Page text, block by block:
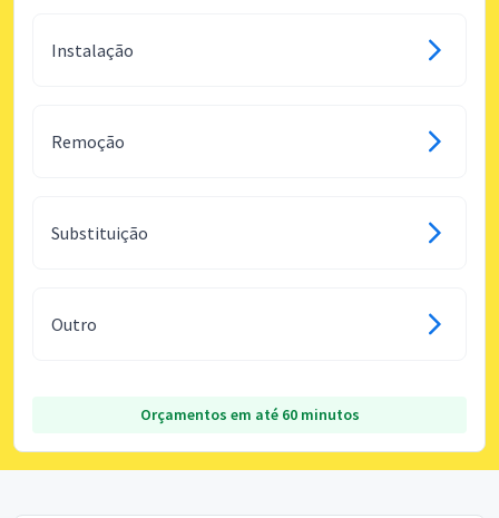
Instalação
Remoção
Substituição
Outro
Orçamentos em até 60 minutos